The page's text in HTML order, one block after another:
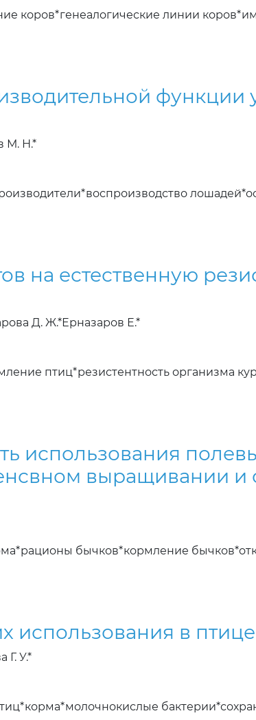
коров*генеалогические линии
функции
М. Н.*
на естественную
Д. Ж.*Ерназаров Е.*
птиц*резистентность организма
использования
выращивании и
бычков*кормление
использования в
Г. У.*